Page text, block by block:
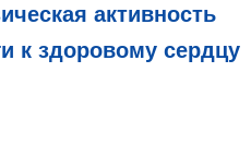
активность
к здоровому сердцу